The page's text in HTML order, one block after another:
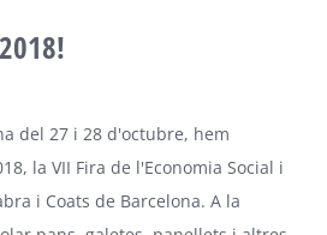
del 27 i 28 d'octubre, hem
la VII Fira de l'Economia Social i
i Coats de Barcelona. A la